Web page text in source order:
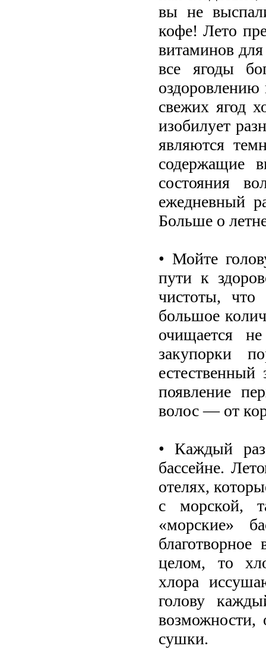
вы не
кофе! Лето
витаминов
все ягоды
свежих ягод
изобилует
являются
содержащие
состояния
ежедневный
Больше о
• Мойте
пути к
чистоты, что
большое
очищается
закупорки
появление
волос — от
• Каждый раз
бассейне.
отелях,
с морской,
«морские»
целом, то
хлора
голову
возможности,
сушки.